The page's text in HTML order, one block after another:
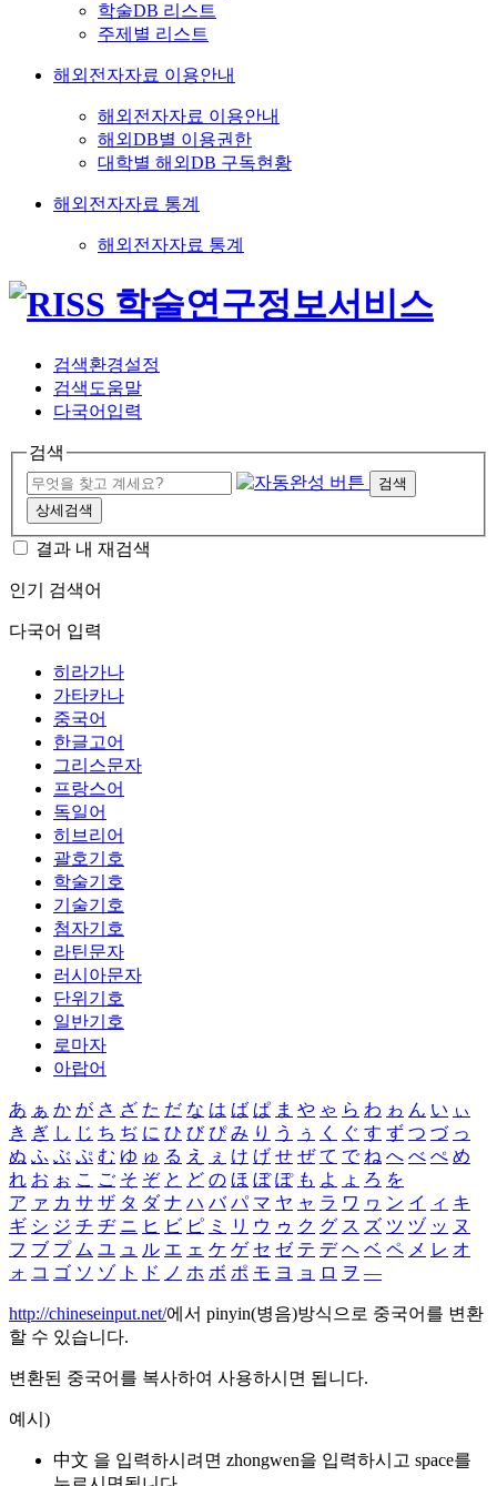
학술DB 리스트
주제별 리스트
해외전자자료 이용안내
해외전자자료 이용안내
해외DB별 이용권한
대학별 해외DB 구독현황
해외전자자료 통계
해외전자자료 통계
검색환경설정
검색도움말
다국어입력
검색
검색
상세검색
결과 내 재검색
인기 검색어
다국어 입력
히라가나
가타카나
중국어
한글고어
그리스문자
프랑스어
독일어
히브리어
괄호기호
학술기호
기술기호
첨자기호
라틴문자
러시아문자
단위기호
일반기호
로마자
아랍어
あ ぁ か が さ ざ た だ な は ば ぱ ま や ゃ ら わ ゎ ん い ぃ
き ぎ し じ ち ぢ に ひ び ぴ み り う ぅ く ぐ す ず つ づ っ
ぬ ふ ぶ ぷ む ゆ ゅ る え ぇ け げ せ ぜ て で ね へ べ ぺ め
れ お ぉ こ ご そ ぞ と ど の ほ ぼ ぽ も よ ょ ろ を
ア ァ カ サ ザ タ ダ ナ ハ バ パ マ ヤ ャ ラ ワ ヮ ン イ ィ キ
ギ シ ジ チ ヂ ニ ヒ ビ ピ ミ リ ウ ゥ ク グ ス ズ ツ ヅ ッ ヌ
フ ブ プ ム ユ ュ ル エ ェ ケ ゲ セ ゼ テ デ ヘ ベ ペ メ レ オ
ォ コ ゴ ソ ゾ ト ド ノ ホ ボ ポ モ ヨ ョ ロ ヲ ―
http://chineseinput.net/에서 pinyin(병음)방식으로 중국어를 변환
할 수 있습니다.
변환된 중국어를 복사하여 사용하시면 됩니다.
예시)
中文 을 입력하시려면 zhongwen을 입력하시고 space를